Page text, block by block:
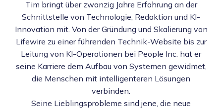
Tim bringt über zwanzig Jahre Erfahrung an der
Schnittstelle von Technologie, Redaktion und KI-
Innovation mit. Von der Gründung und Skalierung von
Lifewire zu einer führenden Technik-Website bis zur
Leitung von KI-Operationen bei People Inc. hat er
seine Karriere dem Aufbau von Systemen gewidmet,
die Menschen mit intelligenteren Lösungen
verbinden.
Seine Lieblingsprobleme sind jene, die neue